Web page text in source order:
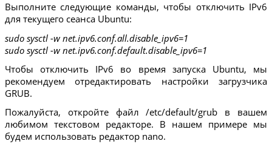
Выполните следующие команды, чтобы отключить IPv6
для текущего сеанса Ubuntu:
sudo sysctl -w net.ipv6.conf.all.disable_ipv6=1
sudo sysctl -w net.ipv6.conf.default.disable_ipv6=1
Чтобы отключить IPv6 во время запуска Ubuntu, мы
рекомендуем отредактировать настройки загрузчика
GRUB.
Пожалуйста, откройте файл /etc/default/grub в вашем
любимом текстовом редакторе. В нашем примере мы
будем использовать редактор nano.